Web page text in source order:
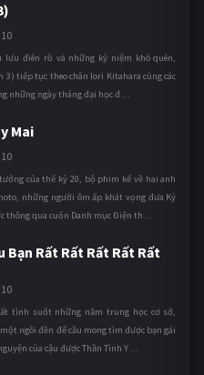
10
lưu điên rồ và những kỷ niệm khó quên,
3) tiếp tục theo chân Iori Kitahara cùng các
những ngày tháng đại học đ ...
Mai
10
của thế kỷ 20, bộ phim kể về hai anh
những người ôm ấp khát vọng đưa Kỷ
thông qua cuốn Danh mục Điện th ...
Bạn Rất Rất Rất Rất Rất
10
tình suốt những năm trung học cơ sở,
ngôi đền để cầu mong tìm được bạn gái
của cậu được Thần Tình Y ...